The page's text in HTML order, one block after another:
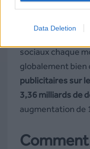
Data Deletion
belle
plus en plus
sociaux chaque
globalement bien
publicitaires sur
3,36 milliards de
augmentation de